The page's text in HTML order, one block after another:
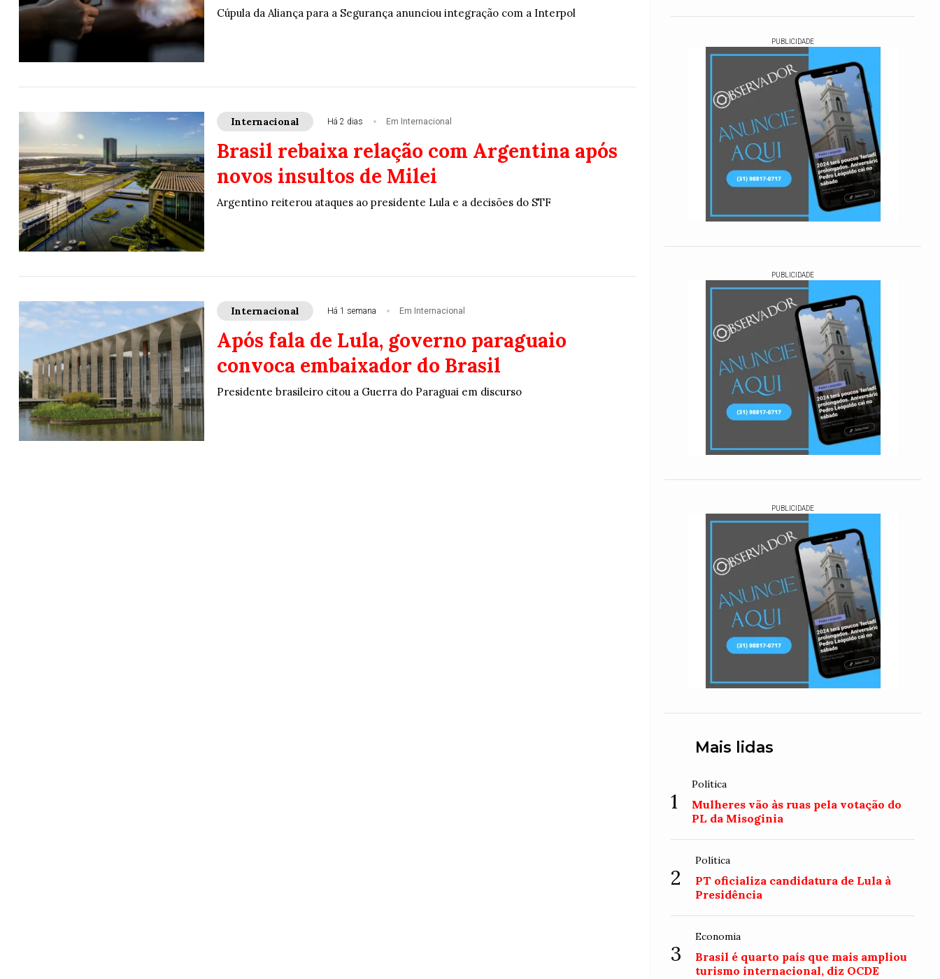
Cúpula da Aliança para a Segurança anunciou integração com a Interpol
Internacional Há 2 dias Em Internacional
Brasil rebaixa relação com Argentina após
novos insultos de Milei
Argentino reiterou ataques ao presidente Lula e a decisões do STF
Internacional Há 1 semana Em Internacional
Após fala de Lula, governo paraguaio
convoca embaixador do Brasil
Presidente brasileiro citou a Guerra do Paraguai em discurso
PUBLICIDADE
PUBLICIDADE
PUBLICIDADE
Mais lidas
1
Política
Mulheres vão às ruas pela votação do
PL da Misoginia
2
Política
PT oficializa candidatura de Lula à
Presidência
3
Economia
Brasil é quarto país que mais ampliou
turismo internacional, diz OCDE